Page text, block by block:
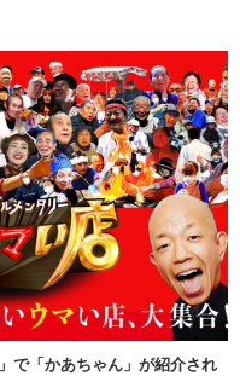
で「かあちゃん」が紹介され